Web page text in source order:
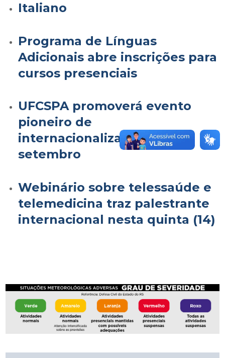
Italiano
Programa de Línguas
Adicionais abre inscrições para
cursos presenciais
UFCSPA promoverá evento
pioneiro de
internacionalização em
setembro
Webinário sobre telessaúde e
telemedicina traz palestrante
internacional nesta quinta (14)